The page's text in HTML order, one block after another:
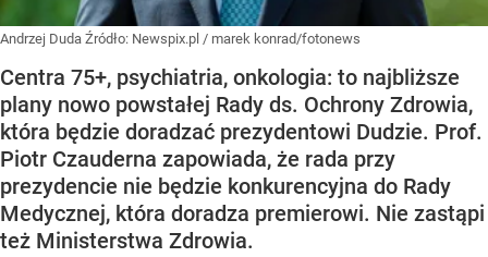
Andrzej Duda Źródło: Newspix.pl / marek konrad/fotonews
Centra 75+, psychiatria, onkologia: to najbliższe
plany nowo powstałej Rady ds. Ochrony Zdrowia,
która będzie doradzać prezydentowi Dudzie. Prof.
Piotr Czauderna zapowiada, że rada przy
prezydencie nie będzie konkurencyjna do Rady
Medycznej, która doradza premierowi. Nie zastąpi
też Ministerstwa Zdrowia.